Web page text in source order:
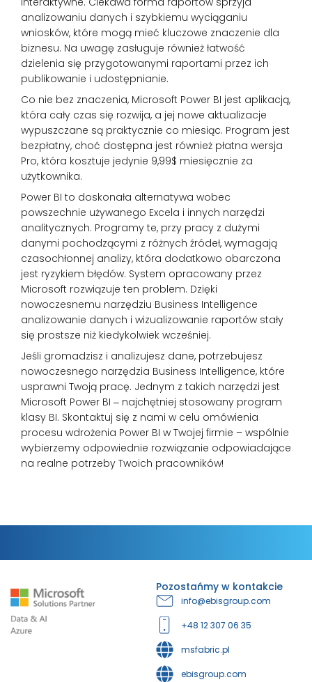
analizowaniu danych i szybkiemu wyciąganiu
wniosków, które mogą mieć kluczowe znaczenie dla
biznesu. Na uwagę zasługuje również łatwość
dzielenia się przygotowanymi raportami przez ich
publikowanie i udostępnianie.
Co nie bez znaczenia, Microsoft Power BI jest aplikacją,
która cały czas się rozwija, a jej nowe aktualizacje
wypuszczane są praktycznie co miesiąc. Program jest
bezpłatny, choć dostępna jest również płatna wersja
Pro, która kosztuje jedynie 9,99$ miesięcznie za
użytkownika.
Power BI to doskonała alternatywa wobec
powszechnie używanego Excela i innych narzędzi
analitycznych. Programy te, przy pracy z dużymi
danymi pochodzącymi z różnych źródeł, wymagają
czasochłonnej analizy, która dodatkowo obarczona
jest ryzykiem błędów. System opracowany przez
Microsoft rozwiązuje ten problem. Dzięki
nowoczesnemu narzędziu Business Intelligence
analizowanie danych i wizualizowanie raportów stały
się prostsze niż kiedykolwiek wcześniej.
Jeśli gromadzisz i analizujesz dane, potrzebujesz
nowoczesnego narzędzia Business Intelligence, które
usprawni Twoją pracę. Jednym z takich narzędzi jest
Microsoft Power BI ‒ najchętniej stosowany program
klasy BI. Skontaktuj się z nami w celu omówienia
procesu wdrożenia Power BI w Twojej firmie – wspólnie
wybierzemy odpowiednie rozwiązanie odpowiadające
na realne potrzeby Twoich pracowników!
Pozostańmy w kontakcie
info@ebisgroup.com
+48 12 307 06 35
msfabric.pl
ebisgroup.com